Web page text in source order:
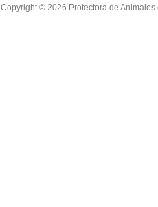
Copyright © 2026 Protectora de Animales